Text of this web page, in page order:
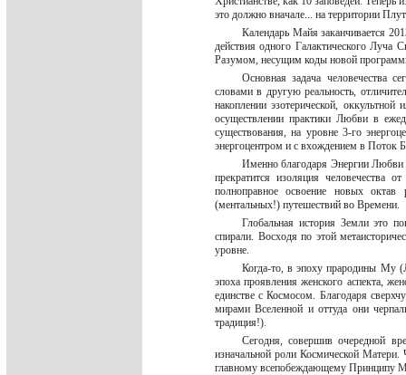
это должно вначале... на территории
Календарь Майя заканчивается
действия одного Галактического Луча
Разумом, несущим коды новой
Основная задача человечества
словами в другую реальность,
накоплении эзотерической,
осуществлении практики Любви в
существования, на уровне 3-го
энергоцентром и с вхождением в
Именно благодаря Энергии Любви
прекратится изоляция человечества
полноправное освоение новых октав
(ментальных!) путешествий во Времени.
Глобальная история Земли это
спирали. Восходя по этой
уровне.
Когда-то, в эпоху прародины Му
эпоха проявления женского аспекта,
единстве с Космосом. Благодаря
мирами Вселенной и оттуда они
традиция!).
Сегодня, совершив очередной
изначальной роли Космической Матери.
главному всепобеждающему Принципу